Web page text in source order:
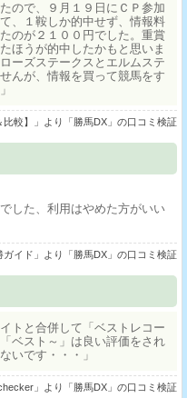
ので、９月１９日にＣＰ参加
、１鞍しか的中せず、情報料
のが２１００円でした。重賞
ほうが的中したかもと思いま
ーズステークスとエルムステ
んが、情報を買って競馬をす
比較】」より「勝馬DX」の口コミ検証
した、利用はやめた方がいい
ガイド」より「勝馬DX」の口コミ検証
トと合併して「ベストレコー
ベスト～」は良い評価をされ
いです・・・」
」より「勝馬DX」の口コミ検証